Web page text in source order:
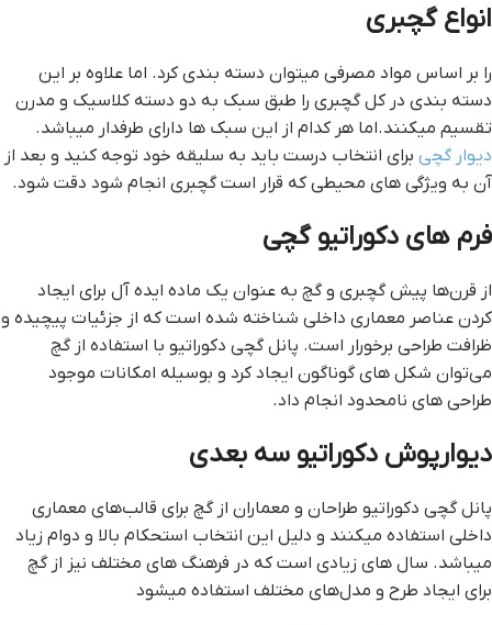
انواع گچبری
را بر اساس مواد مصرفی میتوان دسته بندی کرد. اما علاوه بر این
دسته بندی در کل گچبری را طبق سبک به دو دسته کلاسیک و مدرن
تقسیم میکنند.اما هر کدام از این سبک ها دارای طرفدار میباشد.
دیوار گچی برای انتخاب درست باید به سلیقه خود توجه کنید و بعد از
آن به ویژگی های محیطی که قرار است گچبری انجام شود دقت شود.
فرم های دکوراتیو گچی
از قرن‌ها پیش گچبری و گچ به عنوان یک ماده ایده آل برای ایجاد
کردن عناصر معماری داخلی شناخته شده است که از جزئیات پیچیده و
ظرافت طراحی برخورار است. پانل گچی دکوراتیو با استفاده از گچ
می‌توان شکل های گوناگون ایجاد کرد و بوسیله امکانات موجود
طراحی های نامحدود انجام داد.
دیوارپوش دکوراتیو سه بعدی
پانل گچی دکوراتیو طراحان و معماران از گچ برای قالب‌های معماری
داخلی استفاده میکنند و دلیل این انتخاب استحکام بالا و دوام زیاد
میباشد. سال های زیادی است که در فرهنگ های مختلف نیز از گچ
برای ایجاد طرح و مدل‌های مختلف استفاده میشود